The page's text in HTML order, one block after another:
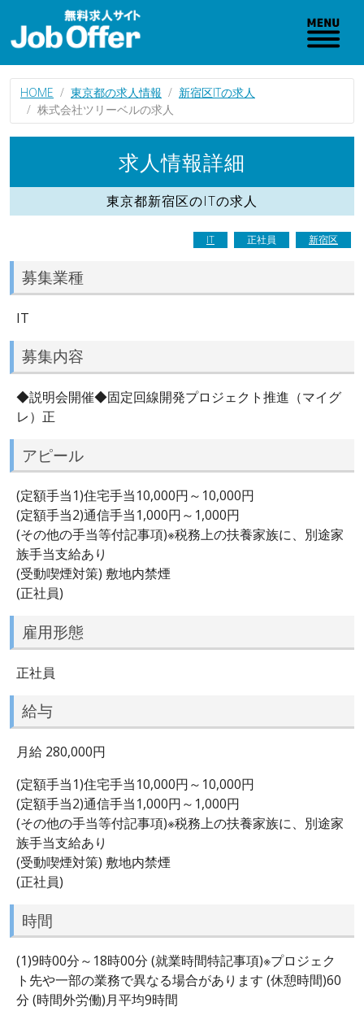
HOME 東京都の求人情報
新宿区ITの求人
株式会社ツリーベルの求人
求人情報詳細
東京都新宿区のITの求人
IT 正社員 新宿区
募集業種
IT
募集内容
◆説明会開催◆固定回線開発プロジェクト推進（マイグ
レ）正
アピール
(定額手当1)住宅手当10,000円～10,000円
(定額手当2)通信手当1,000円～1,000円
(その他の手当等付記事項)※税務上の扶養家族に、別途家
族手当支給あり
(受動喫煙対策) 敷地内禁煙
(正社員)
雇用形態
正社員
給与
月給 280,000円
(定額手当1)住宅手当10,000円～10,000円
(定額手当2)通信手当1,000円～1,000円
(その他の手当等付記事項)※税務上の扶養家族に、別途家
族手当支給あり
(受動喫煙対策) 敷地内禁煙
(正社員)
時間
(1)9時00分～18時00分 (就業時間特記事項)※プロジェク
ト先や一部の業務で異なる場合があります (休憩時間)60
分 (時間外労働)月平均9時間